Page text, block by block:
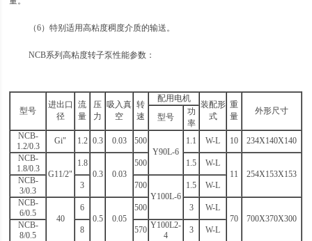
（6）特别适用高粘度稠度介质的输送。
NCB系列高粘度转子泵性能参数：
型号
进出口
径
流
量
压
力
吸入真
空
转
速
配用电机
装配形
式
重
量
外形尺寸
型号
功
率
NCB-
1.2/0.3
Gi" 1.2 0.3 0.03
500
Y90L-6
1.1 W-L 10
234X140X140
NCB-
1.8/0.3
G11/2"
1.8
0.3
0.03
500 1.5
W-L
11
254X153X153
NCB-
3/0.3
3
700
Y100L-6
1.5
W-L
NCB-
6/0.5
40
6
0.5
0.05
500 3
W-L
70
700X370X300
NCB-
8/0.5
8 570 Y100L2-
4
3
W-L